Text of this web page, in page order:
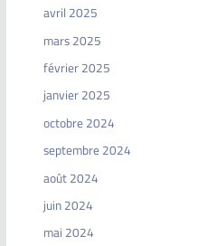
avril 2025
mars 2025
février 2025
janvier 2025
octobre 2024
septembre 2024
août 2024
juin 2024
mai 2024